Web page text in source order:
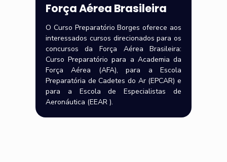
Força Aérea Brasileira
O Curso Preparatório Borges oferece aos
interessados cursos direcionados para os
concursos da Força Aérea Brasileira:
Curso Preparatório para a Academia da
Força Aérea (AFA), para a Escola
Preparatória de Cadetes do Ar (EPCAR) e
para a Escola de Especialistas de
Aeronáutica (EEAR ).